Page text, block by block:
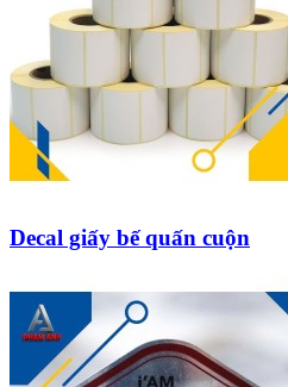
Decal giấy bế quấn cuộn